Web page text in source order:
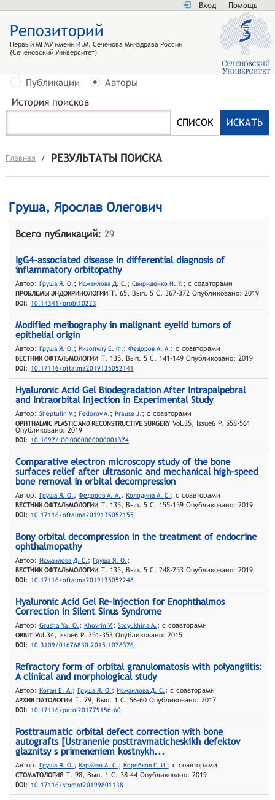
Вход Помощь
Репозиторий
Первый МГМУ имени И.М. Сеченова Минздрава России
(Сеченовский Университет)
Публикации
Авторы
История поисков
Главная / РЕЗУЛЬТАТЫ ПОИСКА
Груша, Ярослав Олегович
Всего публикаций: 29
IgG4-associated disease in differential diagnosis of
inflammatory orbitopathy
Автор: Груша Я. О.; Исмаилова Д. С.; Свириденко Н. Y.; с соавторами
ПРОБЛЕМЫ ЭНДОКРИНОЛОГИИТ. 65, Вып. 5 С. 367-372 Опубликовано: 2019
DOI: 10.14341/probl10223
Modified meibography in malignant eyelid tumors of
epithelial origin
Автор: Груша Я. О.; Ризопулу Е. Ф.; Федоров А. А.; с соавторами
ВЕСТНИК ОФТАЛЬМОЛОГИИТ. 135, Вып. 5 С. 141-149 Опубликовано: 2019
DOI: 10.17116/oftalma2019135052141
Hyaluronic Acid Gel Biodegradation After Intrapalpebral
and Intraorbital Injection in Experimental Study
Автор: Sheptulin V.; Fedorov A.; Prause J.; с соавторами
OPHTHALMIC PLASTIC AND RECONSTRUCTIVE SURGERYVol.35, Issue6 P. 558-561
Опубликовано: 2019
DOI: 10.1097/IOP.0000000000001374
Comparative electron microscopy study of the bone
surfaces relief after ultrasonic and mechanical high-speed
bone removal in orbital decompression
Автор: Груша Я. О.; Федоров А. А.; Колодина А. С.; с соавторами
ВЕСТНИК ОФТАЛЬМОЛОГИИТ. 135, Вып. 5 С. 155-159 Опубликовано: 2019
DOI: 10.17116/oftalma2019135052155
Bony orbital decompression in the treatment of endocrine
ophthalmopathy
Автор: Исмаилова Д. С.; Груша Я. О.;
ВЕСТНИК ОФТАЛЬМОЛОГИИТ. 135, Вып. 5 С. 248-253 Опубликовано: 2019
DOI: 10.17116/oftalma2019135052248
Hyaluronic Acid Gel Re-Injection for Enophthalmos
Correction in Silent Sinus Syndrome
Автор: Grusha Ya. O.; Khovrin V.; Stoyukhina A.; с соавторами
ORBITVol.34, Issue6 P. 351-353 Опубликовано: 2015
DOI: 10.3109/01676830.2015.1078376
Refractory form of orbital granulomatosis with polyangiitis:
A clinical and morphological study
Автор: Коган Е. А.; Груша Я. О.; Исмаилова Д. С.; с соавторами
АРХИВ ПАТОЛОГИИТ. 79, Вып. 1 С. 56-60 Опубликовано: 2017
DOI: 10.17116/patol201779156-60
Posttraumatic orbital defect correction with bone
autografts [Ustranenie posttravmaticheskikh defektov
glaznitsy s primeneniem kostnykh...
Автор: Груша Я. О.; Карайан А. С.; Коробков Г. И.; с соавторами
СТОМАТОЛОГИЯТ. 98, Вып. 1 С. 38-44 Опубликовано: 2019
DOI: 10.17116/stomat20199801138